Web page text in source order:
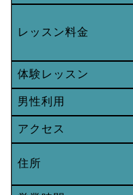
レッスン料金
体験レッスン
男性利用
アクセス
住所